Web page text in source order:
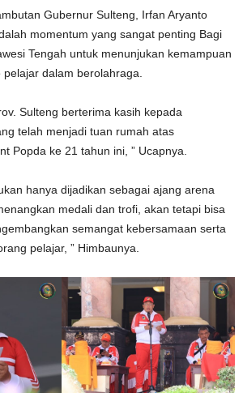
Gubernur Sulteng, Irfan Aryanto
momentum yang sangat penting Bagi
Tengah untuk menunjukan kemampuan
dalam berolahraga.
Sulteng berterima kasih kepada
telah menjadi tuan rumah atas
Popda ke 21 tahun ini, ” Ucapnya.
hanya dijadikan sebagai ajang arena
medali dan trofi, akan tetapi bisa
semangat kebersamaan serta
pelajar, ” Himbaunya.